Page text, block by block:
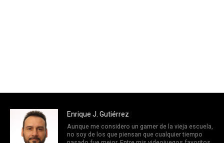
Enrique J. Gutiérrez
Aunque me considero un gamer de la vieja escuela,
no soy de los que piensan que cualquier tiempo